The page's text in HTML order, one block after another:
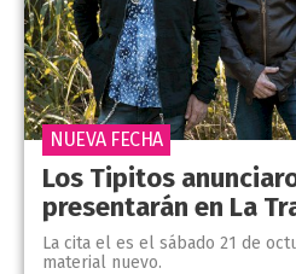
Los Tipitos
presentarán en La
La cita el es el sábado 21 de
material nuevo.
NUEVA FECHA